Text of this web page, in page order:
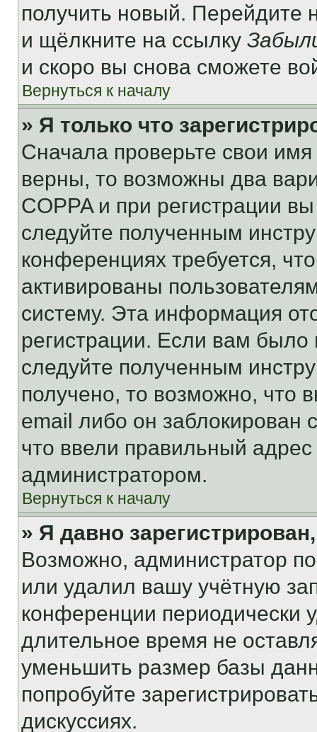
получить новый. Перейдите
и щёлкните на ссылку
и скоро вы снова сможете
Вернуться к началу
» Я только что
Сначала проверьте свои
верны, то возможны два
COPPA и при регистрации
следуйте полученным
конференциях требуется,
активированы
систему. Эта информация
регистрации. Если вам
следуйте полученным
получено, то возможно, что
email либо он
что ввели правильный адрес
администратором.
Вернуться к началу
» Я давно
Возможно, администратор
или удалил вашу учётную
конференции периодически
длительное время не
уменьшить размер базы
попробуйте
дискуссиях.